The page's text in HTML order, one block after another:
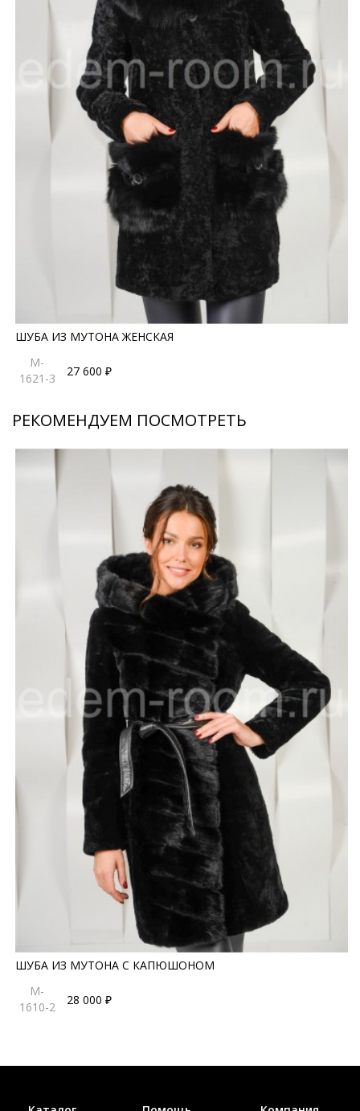
ШУБА ИЗ МУТОНА ЖЕНСКАЯ
M-
1621-3
27 600 ₽
РЕКОМЕНДУЕМ ПОСМОТРЕТЬ
ШУБА ИЗ МУТОНА С КАПЮШОНОМ
M-
1610-2
28 000 ₽